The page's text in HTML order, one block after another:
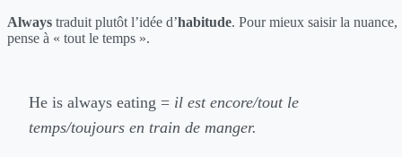
Always traduit plutôt l’idée d’habitude. Pour mieux saisir la nuance,
pense à « tout le temps ».
He is always eating = il est encore/tout le
temps/toujours en train de manger.